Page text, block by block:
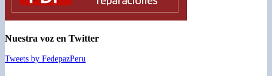
Nuestra voz en Twitter
Tweets by FedepazPeru